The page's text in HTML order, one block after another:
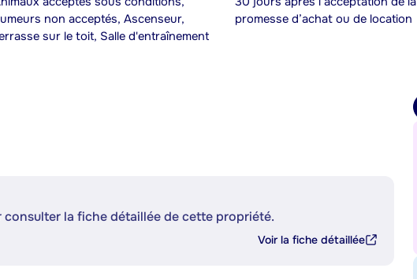
non acceptés, Ascenseur,
sur le toit, Salle d'entraînement
promesse d’achat ou de location
la fiche détaillée de cette propriété.
Voir la fiche détaillée